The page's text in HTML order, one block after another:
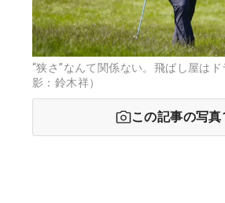
“狭さ”なんて関係ない。飛ばし屋は
影：鈴木祥）
この記事の写真